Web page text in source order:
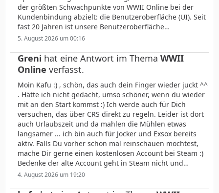
der größten Schwachpunkte von WWII Online bei der
Kundenbindung abzielt: die Benutzeroberfläche (UI). Seit
fast 20 Jahren ist unsere Benutzeroberfläche…
5. August 2026 um 00:16
Greni hat eine Antwort im Thema WWII
Online verfasst.
Moin Kafu :) , schön, das auch dein Finger wieder juckt ^^
. Hätte ich nicht gedacht, umso schöner, wenn du wieder
mit an den Start kommst :) Ich werde auch für Dich
versuchen, das über CRS direkt zu regeln. Leider ist dort
auch Urlaubszeit und da mahlen die Mühlen etwas
langsamer ... ich bin auch für Jocker und Exsox bereits
aktiv. Falls Du vorher schon mal reinschauen möchtest,
mache Dir gerne einen kostenlosen Account bei Steam :)
Bedenke der alte Account geht in Steam nicht und…
4. August 2026 um 19:20